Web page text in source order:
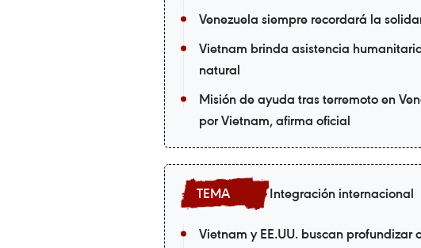
Venezuela siempre recordará la
Vietnam brinda asistencia
natural
Misión de ayuda tras terremoto en
por Vietnam, afirma oficial
Integración internacional
Vietnam y EE.UU. buscan